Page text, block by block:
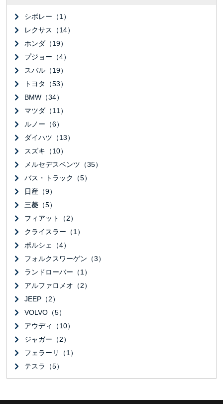
シボレー（1）
レクサス（14）
ホンダ（19）
プジョー（4）
スバル（19）
トヨタ（53）
BMW（34）
マツダ（11）
ルノー（6）
ダイハツ（13）
スズキ（10）
メルセデスベンツ（35）
バス・トラック（5）
日産（9）
三菱（5）
フィアット（2）
クライスラー（1）
ポルシェ（4）
フォルクスワーゲン（3）
ランドローバー（1）
アルファロメオ（2）
JEEP（2）
VOLVO（5）
アウディ（10）
ジャガー（2）
フェラーリ（1）
テスラ（5）